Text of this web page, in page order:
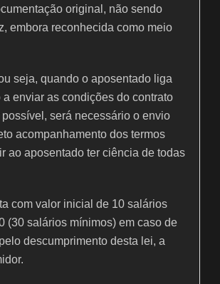
original, não sendo
embora reconhecida como meio
seja, quando o aposentado liga
enviar as condições do contrato
será necessário o envio
acompanhamento dos termos
ao aposentado ter ciência de todas
com valor inicial de 10 salários
(30 salários mínimos) em caso de
descumprimento desta lei, a